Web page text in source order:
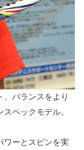
バランスをより
ペックモデル。
ワーとスピンを実